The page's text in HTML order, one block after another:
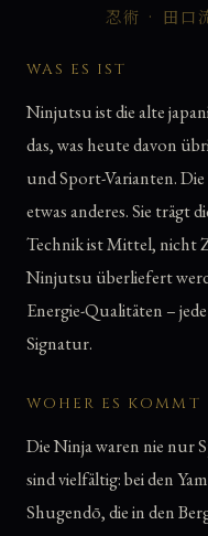
忍術 · 田口
WAS ES IST
Ninjutsu ist die alte
das, was heute davon
und Sport-Varianten.
etwas anderes. Sie trägt
Technik ist Mittel, nicht
Ninjutsu überliefert
Energie-Qualitäten –
Signatur.
WOHER ES KOMMT
Die Ninja waren nie nur
sind vielfältig: bei den
Shugendō, die in den